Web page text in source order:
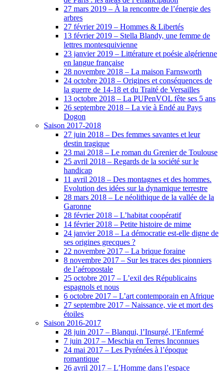
27 mars 2019 – À la rencontre de l’énergie des
arbres
27 février 2019 – Hommes & Libertés
13 février 2019 – Stella Blandy, une femme de
lettres montesquivienne
23 janvier 2019 – Littérature et poésie algérienne
en langue française
28 novembre 2018 – La maison Farnsworth
24 octobre 2018 – Origines et conséquences de
la guerre de 14-18 et du Traité de Versailles
13 octobre 2018 – La PUPenVOL fête ses 5 ans
26 septembre 2018 – La vie à Endé au Pays
Dogon
Saison 2017-2018
27 juin 2018 – Des femmes savantes et leur
destin tragique
23 mai 2018 – Le roman du Grenier de Toulouse
25 avril 2018 – Regards de la société sur le
handicap
11 avril 2018 – Des montagnes et des hommes.
Evolution des idées sur la dynamique terrestre
28 mars 2018 – Le néolithique de la vallée de la
Garonne
28 février 2018 – L’habitat coopératif
14 février 2018 – Petite histoire de mime
24 janvier 2018 – La démocratie est-elle digne de
ses origines grecques ?
22 novembre 2017 – La brique foraine
8 novembre 2017 – Sur les traces des pionniers
de l’aéropostale
25 octobre 2017 – L’exil des Républicains
espagnols et nous
6 octobre 2017 – L’art contemporain en Afrique
27 septembre 2017 – Naissance, vie et mort des
étoiles
Saison 2016-2017
28 juin 2017 – Blanqui, l’Insurgé, l’Enfermé
7 juin 2017 – Meschia en Terres Inconnues
24 mai 2017 – Les Pyrénées à l’époque
romantique
26 avril 2017 – L’Homme dans l’espace